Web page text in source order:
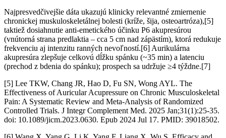
Najpresvedčivejšie dáta ukazujú klinicky relevantné zmiernenie
chronickej muskuloskeletálnej bolesti (kríže, šija, osteoartróza),[5]
taktiež dosiahnutie anti-emetického účinku P6 akupresúrou
(vnútorná strana predlaktia – cca 5 cm nad zápästím), ktorá redukuje
frekvenciu aj intenzitu ranných nevoľností.[6] Aurikulárna
akupresúra zlepšuje celkovú dĺžku spánku (~35 min) a latenciu
(prechod z bdenia do spánku); prospech sa udržuje ≥4 týždne.[7]
[5] Lee TKW, Chang JR, Hao D, Fu SN, Wong AYL. The
Effectiveness of Auricular Acupressure on Chronic Musculoskeletal
Pain: A Systematic Review and Meta-Analysis of Randomized
Controlled Trials. J Integr Complement Med. 2025 Jan;31(1):25-35.
doi: 10.1089/jicm.2023.0630. Epub 2024 Jul 17. PMID: 39018502.